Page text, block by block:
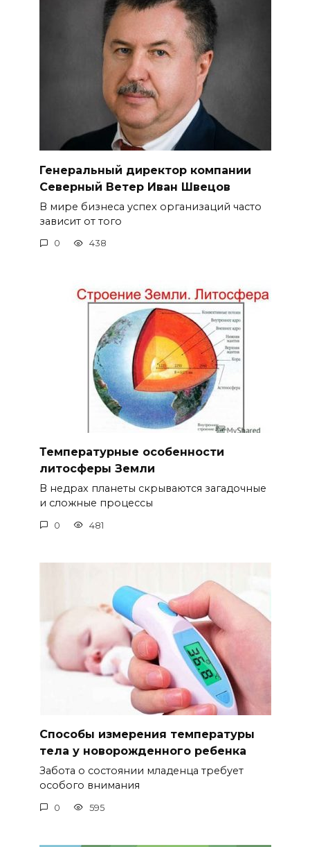
Генеральный директор компании
Северный Ветер Иван Швецов
В мире бизнеса успех организаций часто
зависит от того
0 438
Температурные особенности
литосферы Земли
В недрах планеты скрываются загадочные
и сложные процессы
0 481
Способы измерения температуры
тела у новорожденного ребенка
Забота о состоянии младенца требует
особого внимания
0 595